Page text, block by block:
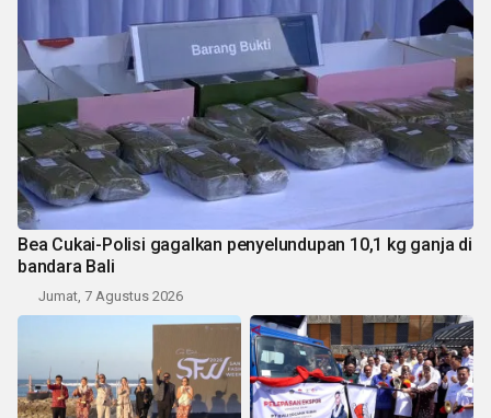
Bea Cukai-Polisi gagalkan penyelundupan 10,1 kg ganja di
bandara Bali
Jumat, 7 Agustus 2026